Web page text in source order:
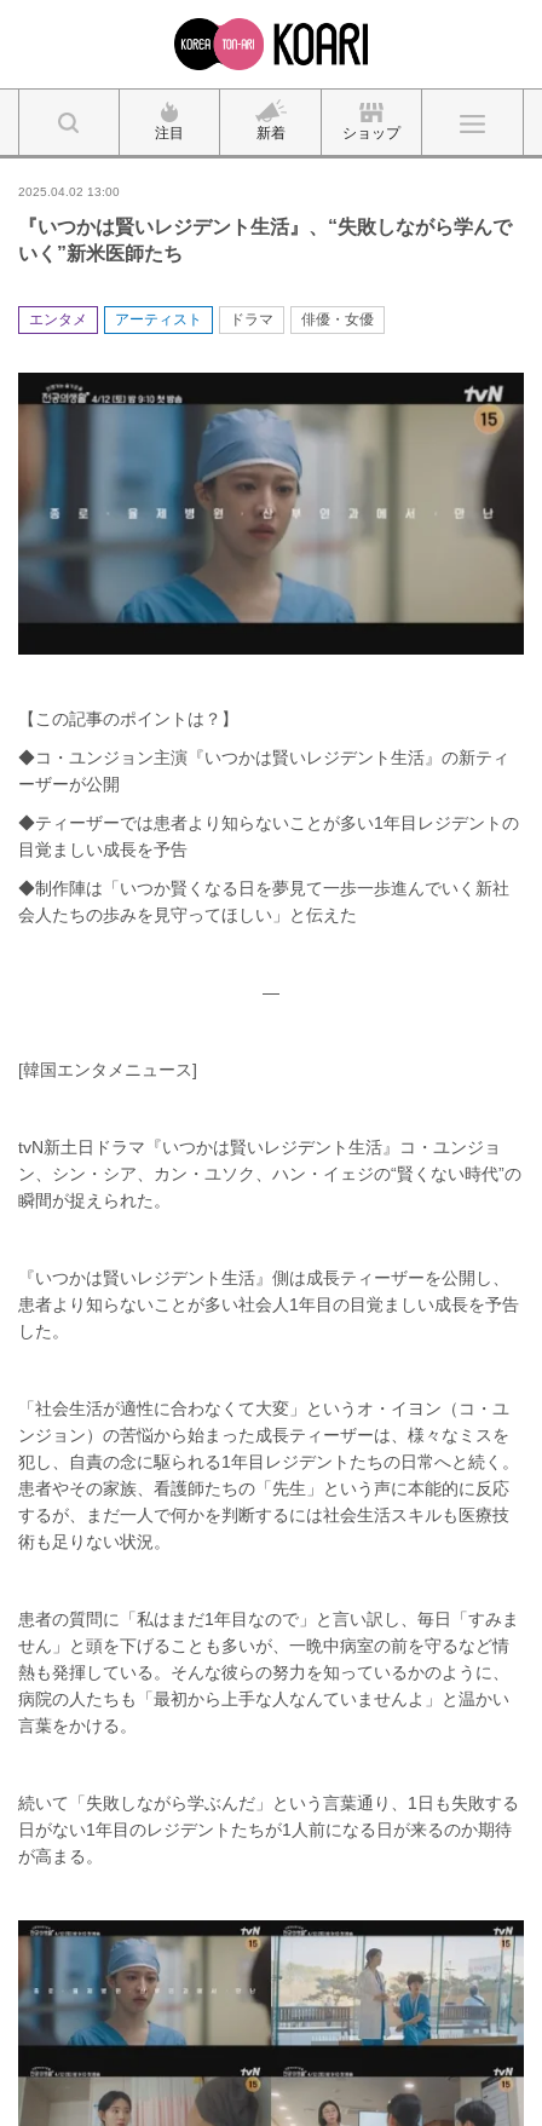
注目 新着 ショップ
2025.04.02 13:00
『いつかは賢いレジデント生活』、“失敗しながら学んで
いく”新米医師たち
エンタメ アーティスト ドラマ 俳優・女優
【この記事のポイントは？】
◆コ・ユンジョン主演『いつかは賢いレジデント生活』の新ティ
ーザーが公開
◆ティーザーでは患者より知らないことが多い1年目レジデントの
目覚ましい成長を予告
◆制作陣は「いつか賢くなる日を夢見て一歩一歩進んでいく新社
会人たちの歩みを見守ってほしい」と伝えた
—
[韓国エンタメニュース]
tvN新土日ドラマ『いつかは賢いレジデント生活』コ・ユンジョ
ン、シン・シア、カン・ユソク、ハン・イェジの“賢くない時代”の
瞬間が捉えられた。
『いつかは賢いレジデント生活』側は成長ティーザーを公開し、
患者より知らないことが多い社会人1年目の目覚ましい成長を予告
した。
「社会生活が適性に合わなくて大変」というオ・イヨン（コ・ユ
ンジョン）の苦悩から始まった成長ティーザーは、様々なミスを
犯し、自責の念に駆られる1年目レジデントたちの日常へと続く。
患者やその家族、看護師たちの「先生」という声に本能的に反応
するが、まだ一人で何かを判断するには社会生活スキルも医療技
術も足りない状況。
患者の質問に「私はまだ1年目なので」と言い訳し、毎日「すみま
せん」と頭を下げることも多いが、一晩中病室の前を守るなど情
熱も発揮している。そんな彼らの努力を知っているかのように、
病院の人たちも「最初から上手な人なんていませんよ」と温かい
言葉をかける。
続いて「失敗しながら学ぶんだ」という言葉通り、1日も失敗する
日がない1年目のレジデントたちが1人前になる日が来るのか期待
が高まる。